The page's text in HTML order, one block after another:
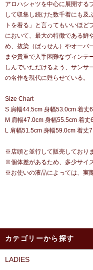
アロハシャツを中心に展開する
して収集し続けた数千着にも及
トを着る」と言ってもいいほど
において、最大の特徴である鮮
め、抜染（ばっせん）やオーバ
まや貴重で入手困難なヴィンテ
しんでいただけるよう、サンサ
の名作を現代に甦らせている。
Size Chart
S 肩幅44.5cm 身幅53.0cm 着丈
M 肩幅47.0cm 身幅55.5cm 着
L 肩幅51.5cm 身幅59.0cm 着丈
※店頭と並行して販売しており
※個体差があるため、多少サイ
※お使いの液晶によっては、実
カテゴリーから探す
LADIES